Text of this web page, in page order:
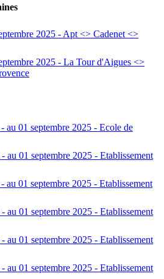
2025 - Apt <> Cadenet <>
2025 - La Tour d'Aigues <>
au 01 septembre 2025 - Ecole de
au 01 septembre 2025 - Etablissement
au 01 septembre 2025 - Etablissement
au 01 septembre 2025 - Etablissement
au 01 septembre 2025 - Etablissement
au 01 septembre 2025 - Etablissement